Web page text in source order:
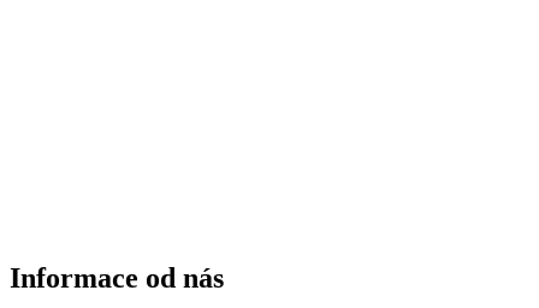
Informace od nás